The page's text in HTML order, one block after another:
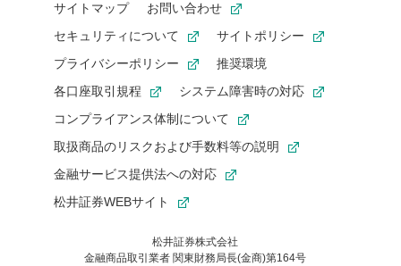
サイトマップ
お問い合わせ
セキュリティについて
サイトポリシー
プライバシーポリシー
推奨環境
各口座取引規程
システム障害時の対応
コンプライアンス体制について
取扱商品のリスクおよび手数料等の説明
金融サービス提供法への対応
松井証券WEBサイト
松井証券株式会社
金融商品取引業者 関東財務局長(金商)第164号
お気に入り機能は松井証券の会員限定の機能です。